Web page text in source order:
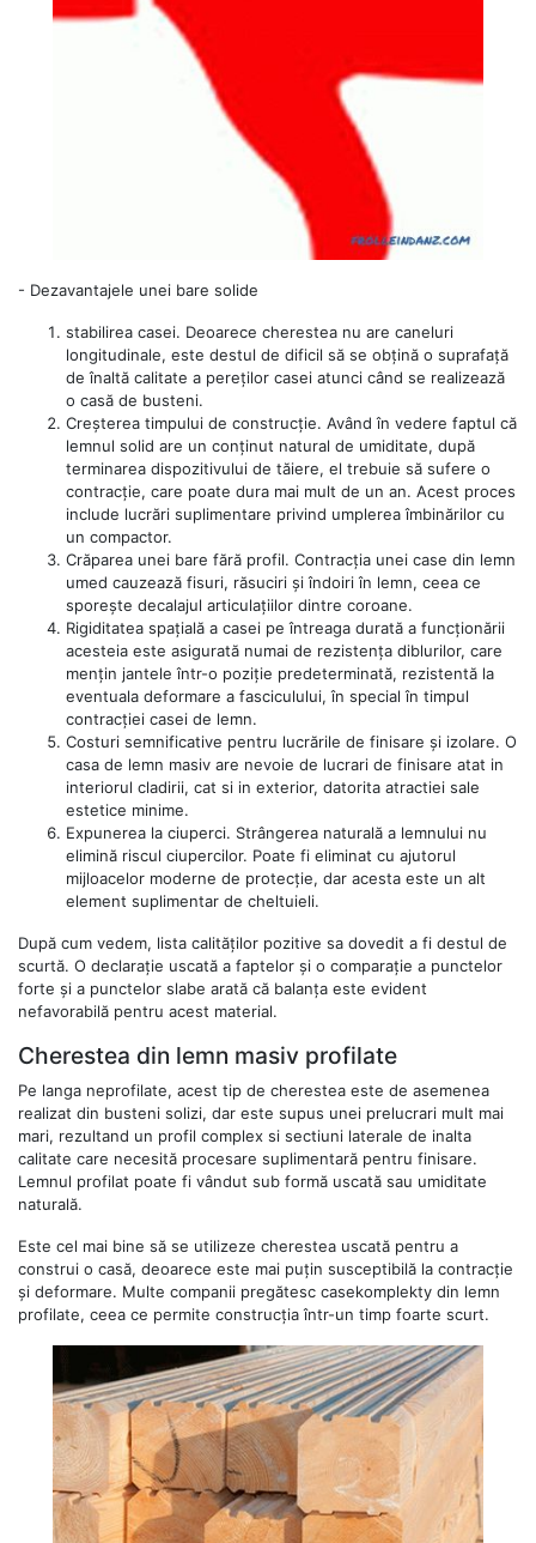
- Dezavantajele unei bare solide
stabilirea casei. Deoarece cherestea nu are caneluri
longitudinale, este destul de dificil să se obțină o suprafață
de înaltă calitate a pereților casei atunci când se realizează
o casă de busteni.
Creșterea timpului de construcție. Având în vedere faptul că
lemnul solid are un conținut natural de umiditate, după
terminarea dispozitivului de tăiere, el trebuie să sufere o
contracție, care poate dura mai mult de un an. Acest proces
include lucrări suplimentare privind umplerea îmbinărilor cu
un compactor.
Crăparea unei bare fără profil. Contracția unei case din lemn
umed cauzează fisuri, răsuciri și îndoiri în lemn, ceea ce
sporește decalajul articulațiilor dintre coroane.
Rigiditatea spațială a casei pe întreaga durată a funcționării
acesteia este asigurată numai de rezistența diblurilor, care
mențin jantele într-o poziție predeterminată, rezistentă la
eventuala deformare a fasciculului, în special în timpul
contracției casei de lemn.
Costuri semnificative pentru lucrările de finisare și izolare. O
casa de lemn masiv are nevoie de lucrari de finisare atat in
interiorul cladirii, cat si in exterior, datorita atractiei sale
estetice minime.
Expunerea la ciuperci. Strângerea naturală a lemnului nu
elimină riscul ciupercilor. Poate fi eliminat cu ajutorul
mijloacelor moderne de protecție, dar acesta este un alt
element suplimentar de cheltuieli.
După cum vedem, lista calităților pozitive sa dovedit a fi destul de
scurtă. O declarație uscată a faptelor și o comparație a punctelor
forte și a punctelor slabe arată că balanța este evident
nefavorabilă pentru acest material.
Cherestea din lemn masiv profilate
Pe langa neprofilate, acest tip de cherestea este de asemenea
realizat din busteni solizi, dar este supus unei prelucrari mult mai
mari, rezultand un profil complex si sectiuni laterale de inalta
calitate care necesită procesare suplimentară pentru finisare.
Lemnul profilat poate fi vândut sub formă uscată sau umiditate
naturală.
Este cel mai bine să se utilizeze cherestea uscată pentru a
construi o casă, deoarece este mai puțin susceptibilă la contracție
și deformare. Multe companii pregătesc casekomplekty din lemn
profilate, ceea ce permite construcția într-un timp foarte scurt.